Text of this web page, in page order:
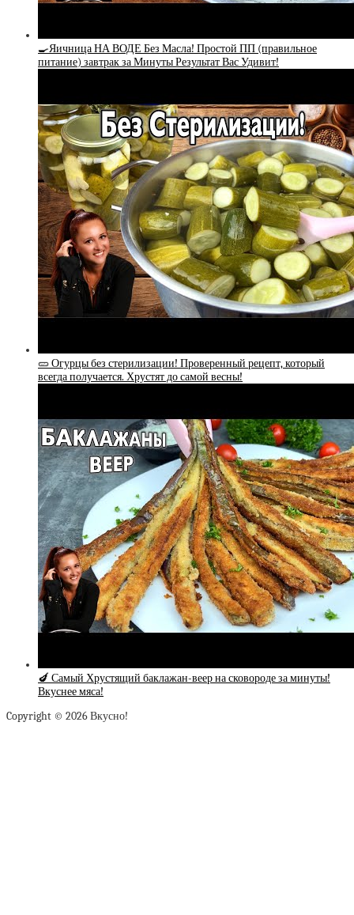
🍳Яичница НА ВОДЕ Без Масла! Простой ПП (правильное
питание) завтрак за Минуты Результат Вас Удивит!
🥒 Огурцы без стерилизации! Проверенный рецепт, который
всегда получается. Хрустят до самой весны!
🍆 Самый Хрустящий баклажан-веер на сковороде за минуты!
Вкуснее мяса!
Copyright © 2026 Вкусно!